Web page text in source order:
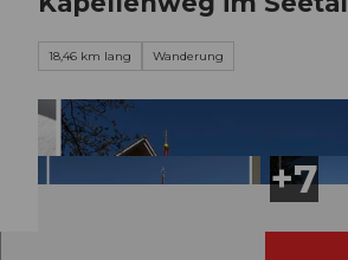
18,46 km lang Wanderung